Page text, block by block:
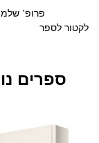
פרופ' שלמה בק,
לקטור לספר
ספרים